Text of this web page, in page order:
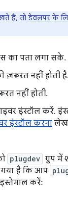
हैं, तो डेवलपर के
का पता लगा सके.
नहीं होती है.
नहीं होती.
इंस्टॉल करें.
इंस्टॉल करना लेख
plugdev ग्रुप में
गया है कि आप
करें: